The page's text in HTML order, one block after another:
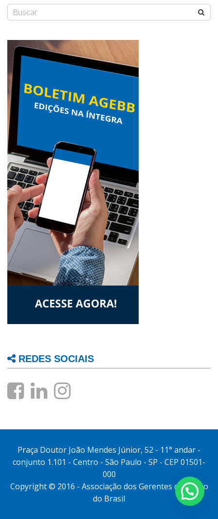
REDES SOCIAIS
Praça Doutor João Mendes Júnior, 52 - 11° andar -
conjunto 1.101 - Centro - São Paulo - SP - CEP 01501-
000
Copyright © 2016 - Associação dos Gerentes do Banco
do Brasil